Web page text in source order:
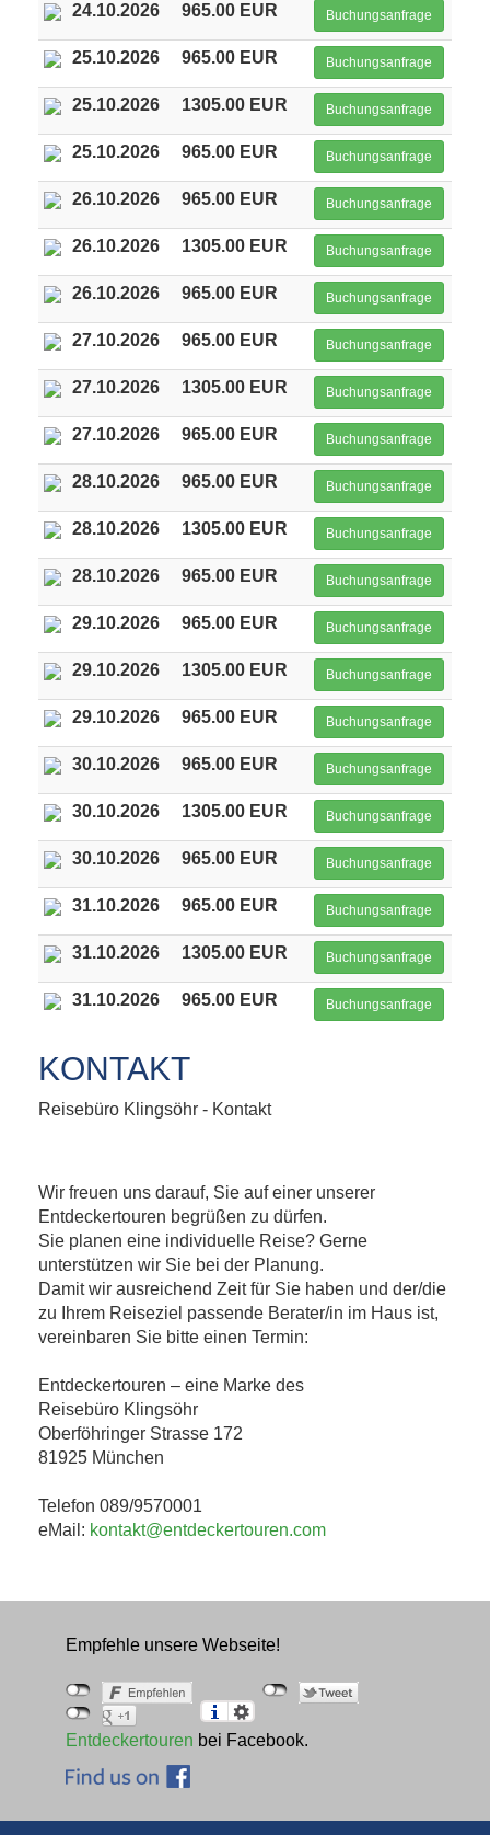
24.10.2026 965.00 EUR Buchungsanfrage
25.10.2026 965.00 EUR Buchungsanfrage
25.10.2026 1305.00 EUR Buchungsanfrage
25.10.2026 965.00 EUR Buchungsanfrage
26.10.2026 965.00 EUR Buchungsanfrage
26.10.2026 1305.00 EUR Buchungsanfrage
26.10.2026 965.00 EUR Buchungsanfrage
27.10.2026 965.00 EUR Buchungsanfrage
27.10.2026 1305.00 EUR Buchungsanfrage
27.10.2026 965.00 EUR Buchungsanfrage
28.10.2026 965.00 EUR Buchungsanfrage
28.10.2026 1305.00 EUR Buchungsanfrage
28.10.2026 965.00 EUR Buchungsanfrage
29.10.2026 965.00 EUR Buchungsanfrage
29.10.2026 1305.00 EUR Buchungsanfrage
29.10.2026 965.00 EUR Buchungsanfrage
30.10.2026 965.00 EUR Buchungsanfrage
30.10.2026 1305.00 EUR Buchungsanfrage
30.10.2026 965.00 EUR Buchungsanfrage
31.10.2026 965.00 EUR Buchungsanfrage
31.10.2026 1305.00 EUR Buchungsanfrage
31.10.2026 965.00 EUR Buchungsanfrage
KONTAKT
Reisebüro Klingsöhr - Kontakt
Wir freuen uns darauf, Sie auf einer unserer
Entdeckertouren begrüßen zu dürfen.
Sie planen eine individuelle Reise? Gerne
unterstützen wir Sie bei der Planung.
Damit wir ausreichend Zeit für Sie haben und der/die
zu Ihrem Reiseziel passende Berater/in im Haus ist,
vereinbaren Sie bitte einen Termin:
Entdeckertouren – eine Marke des
Reisebüro Klingsöhr
Oberföhringer Strasse 172
81925 München
Telefon 089/9570001
eMail: kontakt@entdeckertouren.com
Empfehle unsere Webseite!
Entdeckertouren bei Facebook.